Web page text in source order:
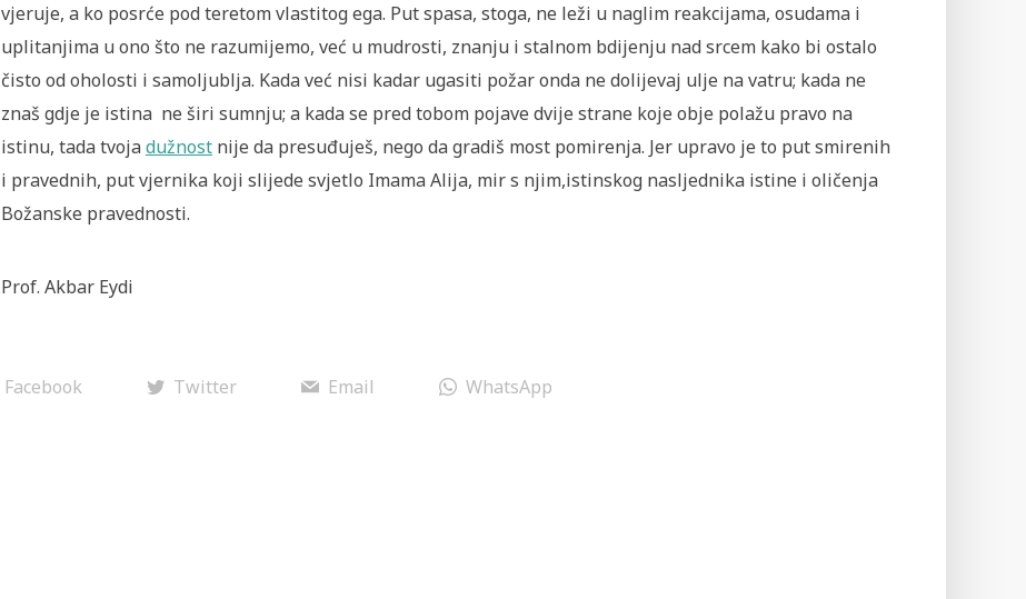
vjeruje, a ko posrće pod teretom vlastitog ega. Put spasa, stoga, ne leži u naglim reakcijama, osudama i
uplitanjima u ono što ne razumijemo, već u mudrosti, znanju i stalnom bdijenju nad srcem kako bi ostalo
čisto od oholosti i samoljublja. Kada već nisi kadar ugasiti požar onda ne dolijevaj ulje na vatru; kada ne
znaš gdje je istina ne širi sumnju; a kada se pred tobom pojave dvije strane koje obje polažu pravo na
istinu, tada tvojadužnost nije da presuđuješ, nego da gradiš most pomirenja. Jer upravo je to put smirenih
i pravednih, put vjernika koji slijede svjetlo Imama Alija, mir s njim,istinskog nasljednika istine i oličenja
Božanske pravednosti.
Prof. Akbar Eydi
Facebook Twitter Email WhatsApp